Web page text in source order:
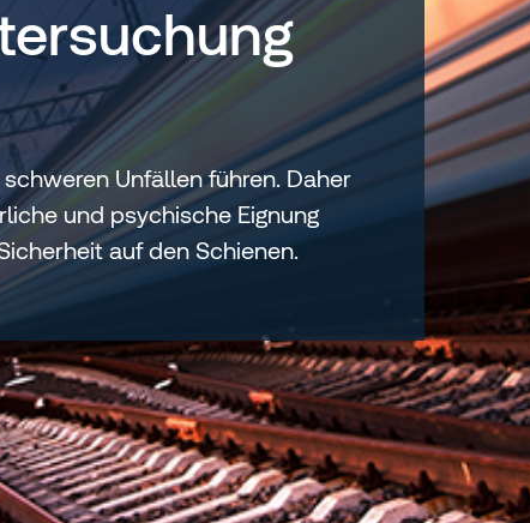
Unfällen führen. Daher
und psychische Eignung
auf den Schienen.